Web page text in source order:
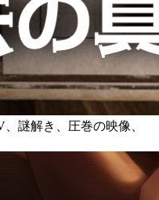
謎解き、圧巻の映像、